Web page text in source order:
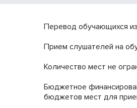
Перевод обучающихся
Прием слушателей на
Количество мест не
Бюджетное
бюджетов мест для